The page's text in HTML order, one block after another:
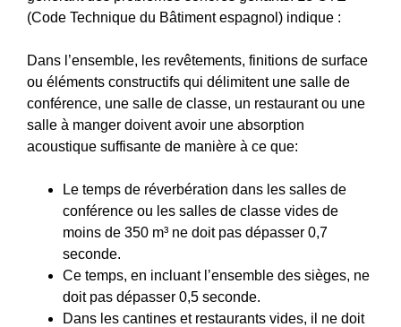
(Code Technique du Bâtiment espagnol) indique :
Dans l’ensemble, les revêtements, finitions de surface
ou éléments constructifs qui délimitent une salle de
conférence, une salle de classe, un restaurant ou une
salle à manger doivent avoir une absorption
acoustique suffisante de manière à ce que:
Le temps de réverbération dans les salles de
conférence ou les salles de classe vides de
moins de 350 m³ ne doit pas dépasser 0,7
seconde.
Ce temps, en incluant l’ensemble des sièges, ne
doit pas dépasser 0,5 seconde.
Dans les cantines et restaurants vides, il ne doit